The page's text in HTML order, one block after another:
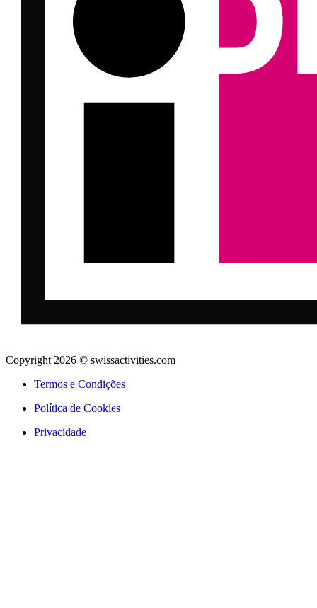
Copyright 2026 © swissactivities.com
Termos e Condições
Política de Cookies
Privacidade